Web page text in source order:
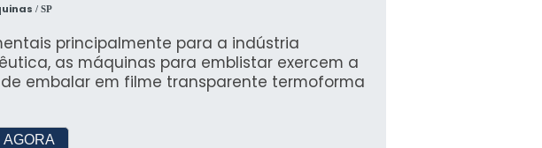
/ SP
principalmente para a indústria
as máquinas para emblistar exercem a
embalar em filme transparente termoforma
AGORA